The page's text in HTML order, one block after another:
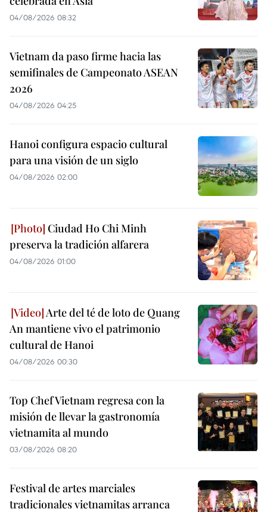
04/08/2026 08:32
Vietnam da paso firme hacia las
semifinales de Campeonato ASEAN
2026
04/08/2026 04:25
Hanoi configura espacio cultural
para una visión de un siglo
04/08/2026 02:00
Ciudad Ho Chi Minh
preserva la tradición alfarera
04/08/2026 01:00
Arte del té de loto de Quang
An mantiene vivo el patrimonio
cultural de Hanoi
04/08/2026 00:30
Top Chef Vietnam regresa con la
misión de llevar la gastronomía
vietnamita al mundo
03/08/2026 08:20
Festival de artes marciales
tradicionales vietnamitas arranca